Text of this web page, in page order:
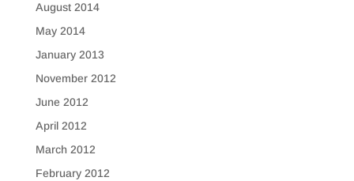
August 2014
May 2014
January 2013
November 2012
June 2012
April 2012
March 2012
February 2012